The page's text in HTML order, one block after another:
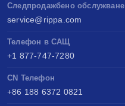
Следпродажбено обслужване
service@rippa.com
Телефон в САЩ
+1 877-747-7280
CN Телефон
+86 188 6372 0821